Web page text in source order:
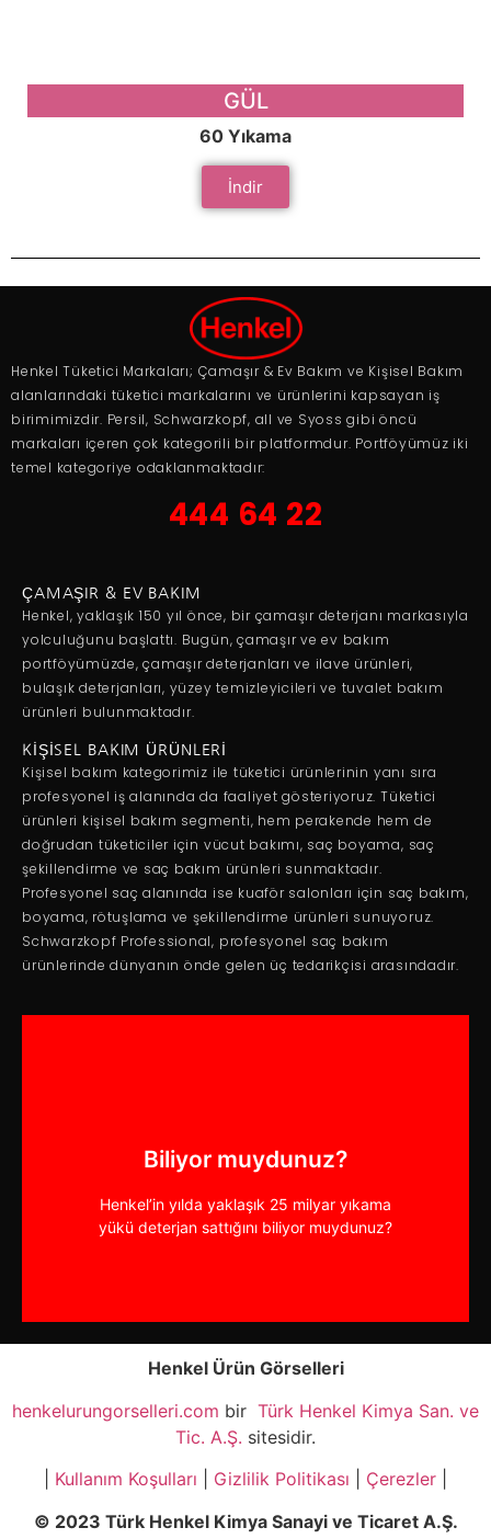
GÜL
60 Yıkama
İndir
Henkel Tüketici Markaları; Çamaşır & Ev Bakım ve Kişisel Bakım
alanlarındaki tüketici markalarını ve ürünlerini kapsayan iş
birimimizdir. Persil, Schwarzkopf, all ve Syoss gibi öncü
markaları içeren çok kategorili bir platformdur. Portföyümüz iki
temel kategoriye odaklanmaktadır:
444 64 22
ÇAMAŞIR & EV BAKIM
Henkel, yaklaşık 150 yıl önce, bir çamaşır deterjanı markasıyla
yolculuğunu başlattı. Bugün, çamaşır ve ev bakım
portföyümüzde, çamaşır deterjanları ve ilave ürünleri,
bulaşık deterjanları, yüzey temizleyicileri ve tuvalet bakım
ürünleri bulunmaktadır.
KİŞİSEL BAKIM ÜRÜNLERİ
Kişisel bakım kategorimiz ile tüketici ürünlerinin yanı sıra
profesyonel iş alanında da faaliyet gösteriyoruz. Tüketici
ürünleri kişisel bakım segmenti, hem perakende hem de
doğrudan tüketiciler için vücut bakımı, saç boyama, saç
şekillendirme ve saç bakım ürünleri sunmaktadır.
Profesyonel saç alanında ise kuaför salonları için saç bakım,
boyama, rötuşlama ve şekillendirme ürünleri sunuyoruz.
Schwarzkopf Professional, profesyonel saç bakım
ürünlerinde dünyanın önde gelen üç tedarikçisi arasındadır.
Biliyor muydunuz?
Henkel’in yılda yaklaşık 25 milyar yıkama
yükü deterjan sattığını biliyor muydunuz?
Biliyor muydunuz?
Dünya genelinde saniyede 20’den fazla saç
boyasının Henkel tarafından satıldığını biliyor
Henkel Ürün Görselleri
henkelurungorselleri.com bir Türk Henkel Kimya San. ve
Tic. A.Ş. sitesidir.
Kullanım Koşulları Gizlilik Politikası Çerezler
© 2023 Türk Henkel Kimya Sanayi ve Ticaret A.Ş.